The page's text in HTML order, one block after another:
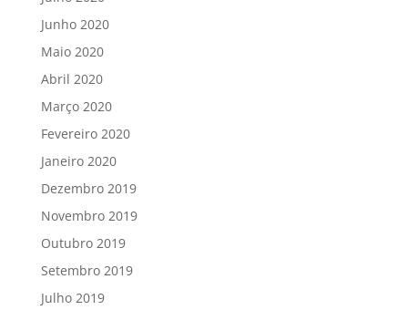
Junho 2020
Maio 2020
Abril 2020
Março 2020
Fevereiro 2020
Janeiro 2020
Dezembro 2019
Novembro 2019
Outubro 2019
Setembro 2019
Julho 2019